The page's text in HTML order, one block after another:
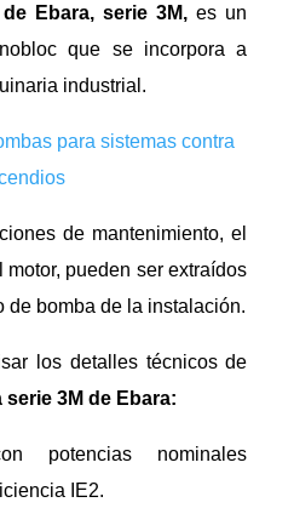
Ebara, serie 3M, es un
que se incorpora a
industrial.
para sistemas contra
de mantenimiento, el
motor, pueden ser extraídos
de bomba de la instalación.
los detalles técnicos de
3M de Ebara:
potencias nominales
IE2.